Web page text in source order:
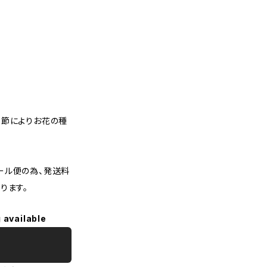
によりお花の種
便の為、発送料
す。
available